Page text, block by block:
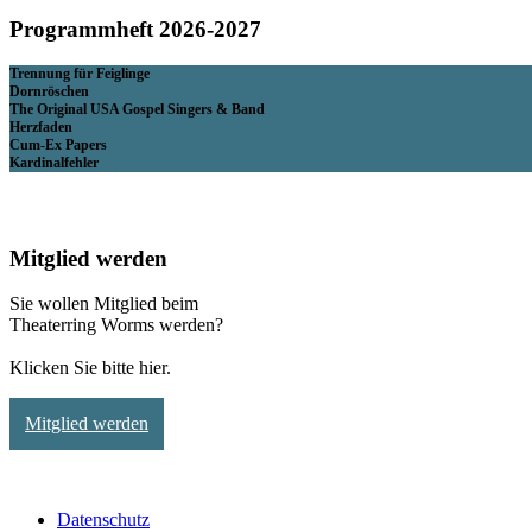
Programmheft 2026-2027
Trennung für Feiglinge
Dornröschen
The Original USA Gospel Singers & Band
Herzfaden
Cum-Ex Papers
Kardinalfehler
Mitglied werden
Sie wollen Mitglied beim
Theaterring Worms werden?
Klicken Sie bitte hier.
Mitglied werden
Datenschutz